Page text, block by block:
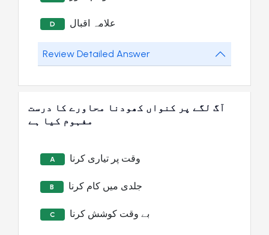
D علامہ اقبال
Review Detailed Answer
آگ لگے پر کنواں کھودنا محاورے کا درست
مفہوم کیا ہے
A وقت پر تیاری کرنا
B جلدی میں کام کرنا
C بے وقت کوشش کرنا